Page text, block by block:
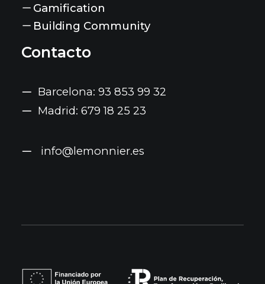
Gamification
Building Community
Contacto
Barcelona: 93 853 99 32
Madrid: 679 18 25 23
info@lemonnier.es